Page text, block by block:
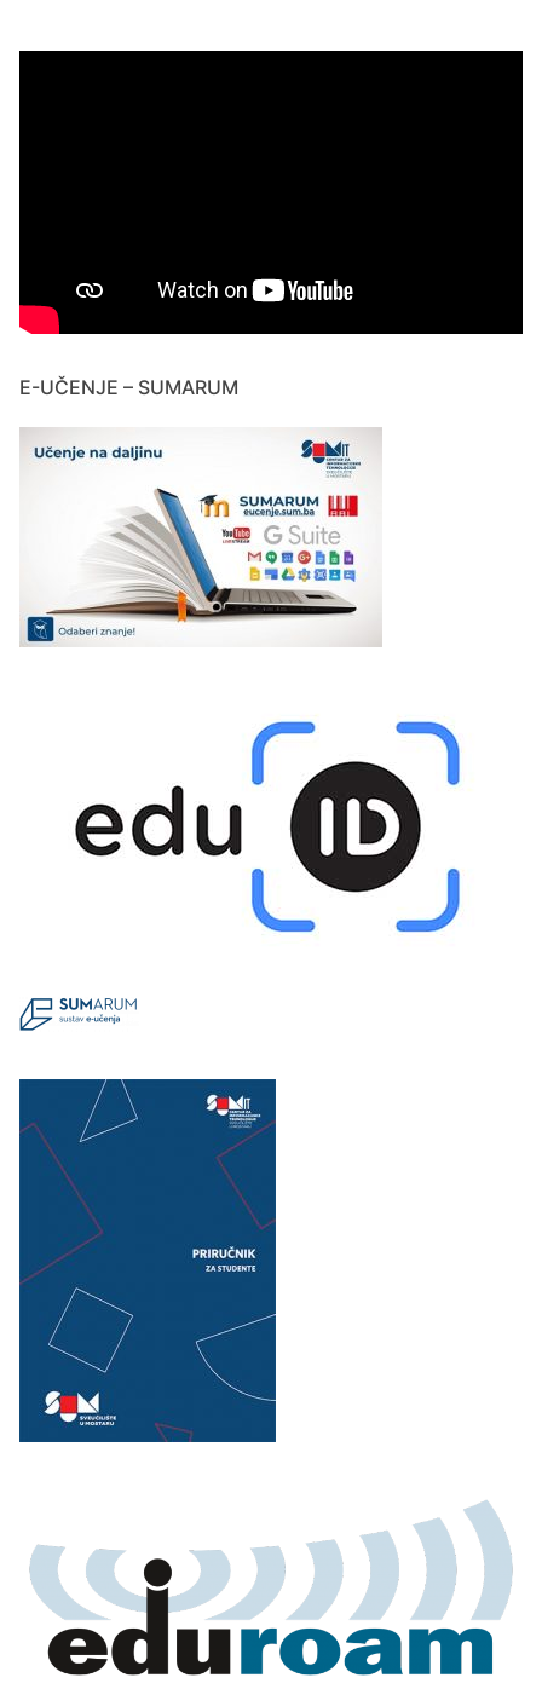
E-UČENJE – SUMARUM